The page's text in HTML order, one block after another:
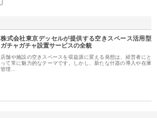
株式会社東京デッセルが提供する空きスペース活用型
ガチャガチャ設置サービスの全貌
店舗や施設の空きスペースを収益源に変える発想は、経営者にと
って常に魅力的なテーマです。しかし、新たな什器の導入や在庫
管理…